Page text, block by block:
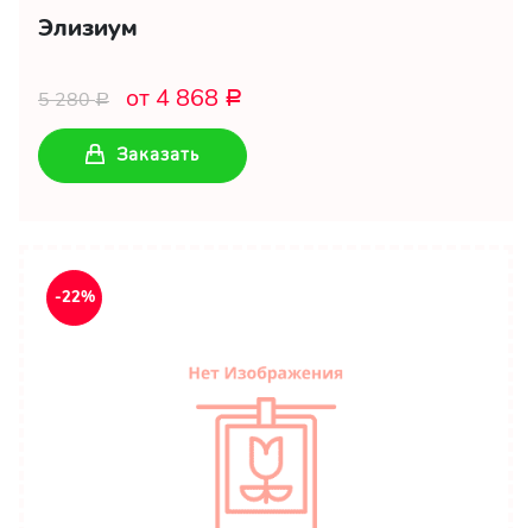
Элизиум
5 280Р от 4 868 Р
Заказать
-22%